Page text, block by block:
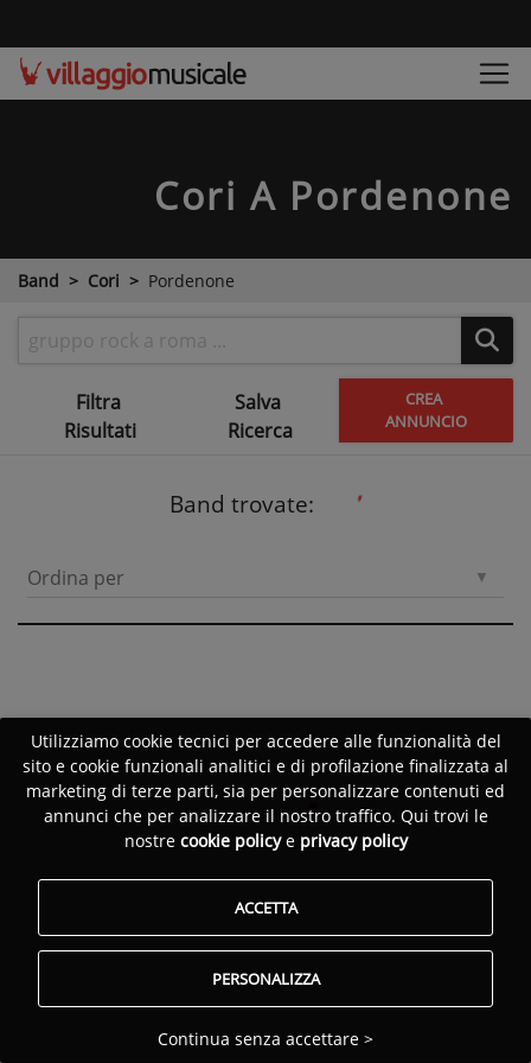
Cori A Pordenone
Band Cori Pordenone
Filtra
Risultati
Salva
Ricerca
CREA
ANNUNCIO
Band trovate:
Ordina per
Utilizziamo cookie tecnici per accedere alle funzionalità del
sito e cookie funzionali analitici e di profilazione finalizzata al
marketing di terze parti, sia per personalizzare contenuti ed
annunci che per analizzare il nostro traffico. Qui trovi le
nostre cookie policye privacy policy
ACCETTA
PERSONALIZZA
Continua senza accettare >